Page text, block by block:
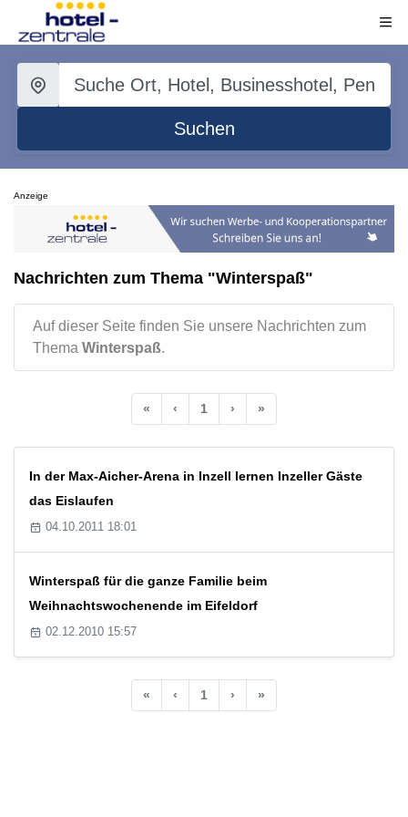
Suchen
Anzeige
Nachrichten zum Thema "Winterspaß"
Auf dieser Seite finden Sie unsere Nachrichten zum
Thema Winterspaß.
« ‹ 1 › »
In der Max-Aicher-Arena in Inzell lernen Inzeller Gäste
das Eislaufen
04.10.2011 18:01
Winterspaß für die ganze Familie beim
Weihnachtswochenende im Eifeldorf
02.12.2010 15:57
« ‹ 1 › »